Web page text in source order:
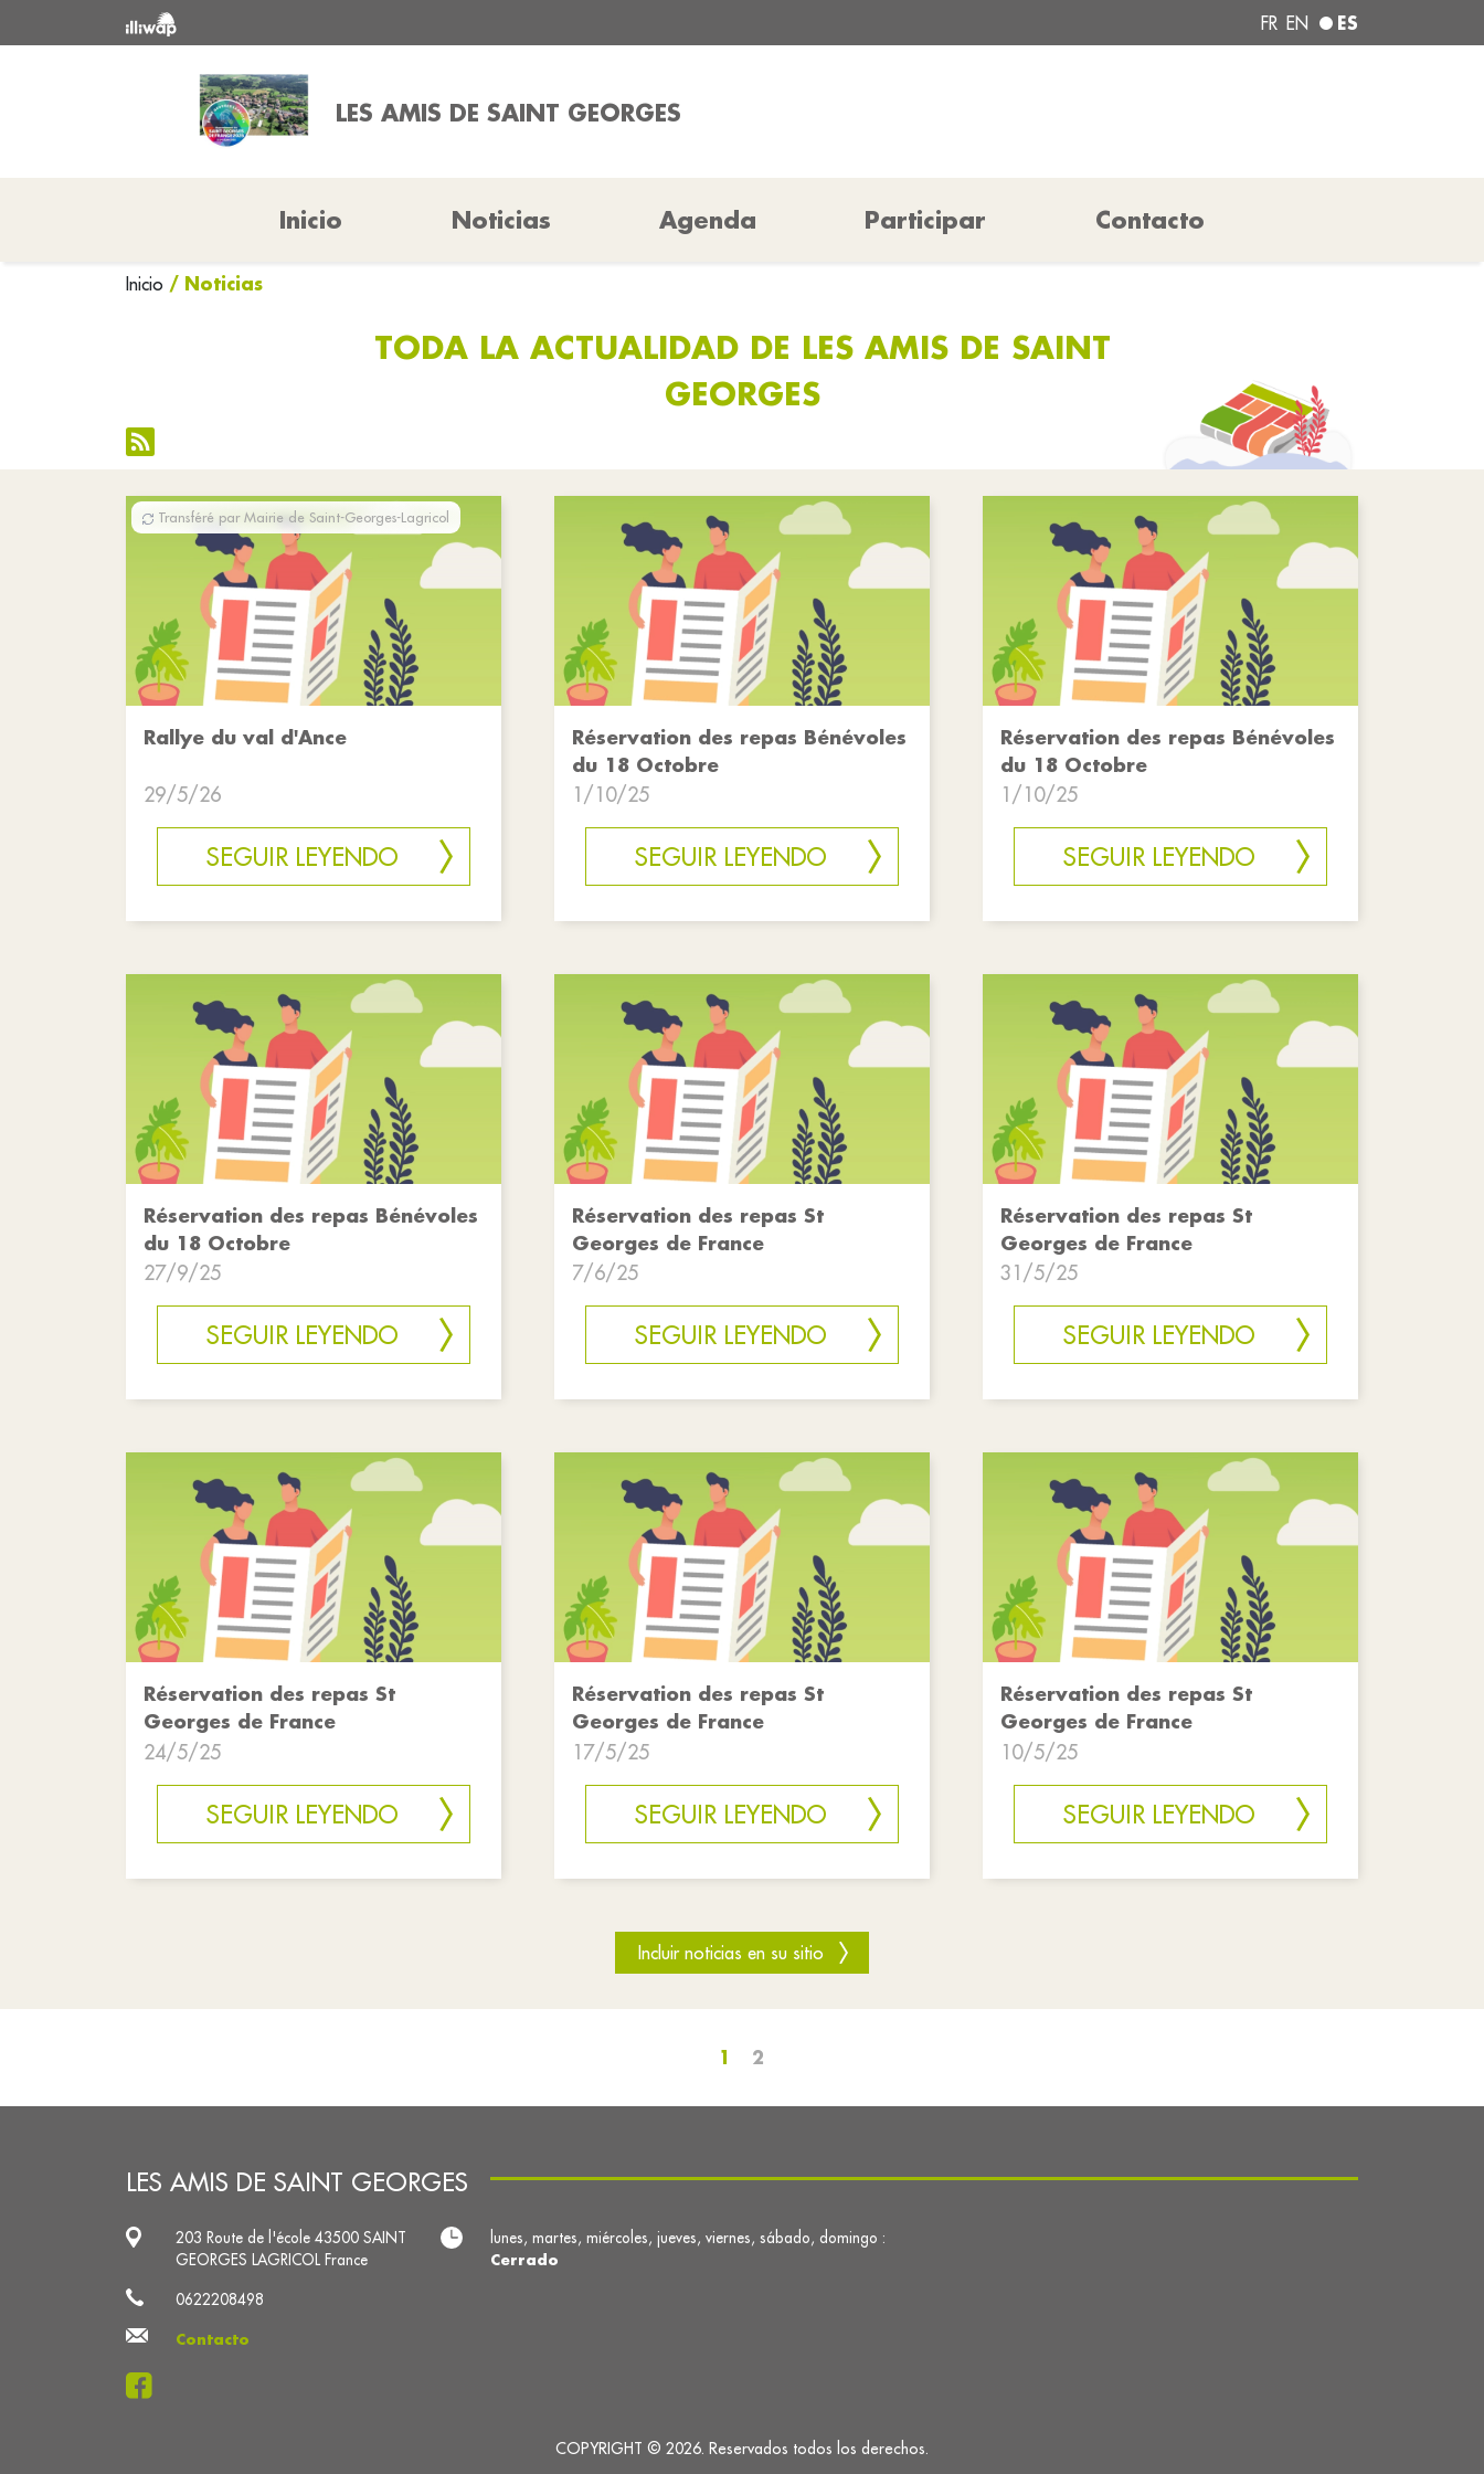
FR EN ES
LES AMIS DE SAINT GEORGES
Inicio Noticias Agenda Participar Contacto
Inicio / Noticias
TODA LA ACTUALIDAD DE LES AMIS DE SAINT
GEORGES
Transféré par Mairie de Saint-Georges-Lagricol
Rallye du val d'Ance
29/5/26
SEGUIR LEYENDO
Réservation des repas Bénévoles
du 18 Octobre
1/10/25
SEGUIR LEYENDO
Réservation des repas Bénévoles
du 18 Octobre
1/10/25
SEGUIR LEYENDO
Réservation des repas Bénévoles
du 18 Octobre
27/9/25
SEGUIR LEYENDO
Réservation des repas St
Georges de France
7/6/25
SEGUIR LEYENDO
Réservation des repas St
Georges de France
31/5/25
SEGUIR LEYENDO
Réservation des repas St
Georges de France
24/5/25
SEGUIR LEYENDO
Réservation des repas St
Georges de France
17/5/25
SEGUIR LEYENDO
Réservation des repas St
Georges de France
10/5/25
SEGUIR LEYENDO
Incluir noticias en su sitio
1 2
LES AMIS DE SAINT GEORGES
203 Route de l'école 43500 SAINT
GEORGES LAGRICOL France
0622208498
Contacto
lunes, martes, miércoles, jueves, viernes, sábado, domingo :
Cerrado
COPYRIGHT © 2026. Reservados todos los derechos.